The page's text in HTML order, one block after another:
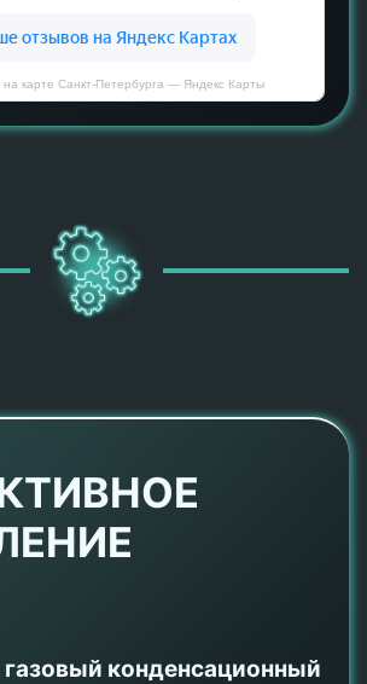
на карте Санкт‑Петербурга — Яндекс Карты
конденсационный